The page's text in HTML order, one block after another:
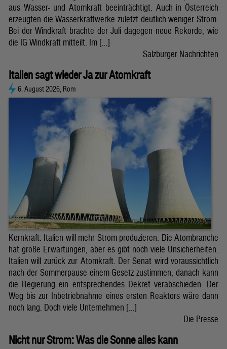
aus Wasser- und Atomkraft beeinträchtigt. Auch in Österreich
erzeugten die Wasserkraftwerke zuletzt deutlich weniger Strom.
Bei der Windkraft brachte der Juli dagegen neue Rekorde, wie
die IG Windkraft mitteilt. Im […]
Salzburger Nachrichten
Italien sagt wieder Ja zur Atomkraft
6. August 2026, Rom
Kernkraft. Italien will mehr Strom produzieren. Die Atombranche
hat große Erwartungen, aber es gibt noch viele Unsicherheiten.
Italien will zurück zur Atomkraft. Der Senat wird voraussichtlich
nach der Sommerpause einem Gesetz zustimmen, danach kann
die Regierung ein entsprechendes Dekret verabschieden. Der
Weg bis zur Inbetriebnahme eines ersten Reaktors wäre dann
noch lang. Doch viele Unternehmen […]
Die Presse
Nicht nur Strom: Was die Sonne alles kann